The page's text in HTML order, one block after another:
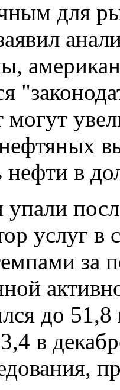
для
нефти в
услуг
за
до
в